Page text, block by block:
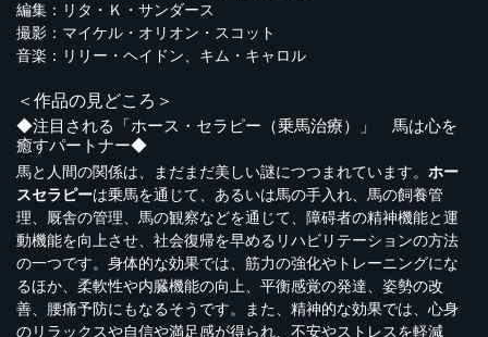
編集：リタ・Ｋ・サンダース
撮影：マイケル・オリオン・スコット
音楽：リリー・ヘイドン、キム・キャロル
＜作品の見どころ＞
◆注目される「ホース・セラピー（乗馬治療）」 馬は心を
癒すパートナー◆
馬と人間の関係は、まだまだ美しい謎につつまれています。 ホー
スセラピーは乗馬を通じて、あるいは馬の手入れ、馬の飼養管
理、厩舎の管理、馬の観察などを通じて、障碍者の精神機能と運
動機能を向上させ、社会復帰を早めるリハビリテーションの方法
の一つです。身体的な効果では、筋力の強化やトレーニングにな
るほか、柔軟性や内臓機能の向上、平衡感覚の発達、姿勢の改
善、腰痛予防にもなるそうです。また、精神的な効果では、心身
のリラックスや自信や満足感が得られ、不安やストレスを軽減